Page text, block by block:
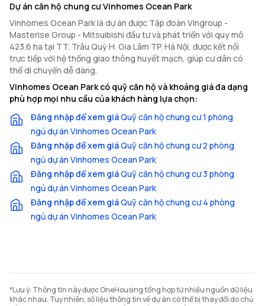
Dự án căn hộ chung cư Vinhomes Ocean Park
Vinhomes Ocean Park là dự án được Tập đoàn Vingroup -
Masterise Group - Mitsuibishi đầu tư và phát triển với quy mô
423.6 ha tại TT. Trâu Quỳ H. Gia Lâm TP. Hà Nội, được kết nối
trực tiếp với hệ thống giao thông huyết mạch, giúp cư dân có
thể di chuyển dễ dàng.
Vinhomes Ocean Park có quỹ căn hộ và khoảng giá đa dạng
phù hợp mọi nhu cầu của khách hàng lựa chọn:
Đăng nhập để xem giáQuỹ căn hộ chung cư 1 phòng
ngủ dự án Vinhomes Ocean Park
Đăng nhập để xem giáQuỹ căn hộ chung cư 2 phòng
ngủ dự án Vinhomes Ocean Park
Đăng nhập để xem giáQuỹ căn hộ chung cư 3 phòng
ngủ dự án Vinhomes Ocean Park
Đăng nhập để xem giáQuỹ căn hộ chung cư 4 phòng
ngủ dự án Vinhomes Ocean Park
*Lưu ý: Thông tin này được OneHousing tổng hợp từ nhiều nguồn dữ liệu
khác nhau. Tuy nhiên, số liệu thông tin về dự án có thể bị thay đổi do chủ